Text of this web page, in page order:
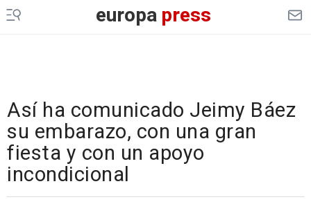
europapress
Así ha comunicado Jeimy Báez
su embarazo, con una gran
fiesta y con un apoyo
incondicional